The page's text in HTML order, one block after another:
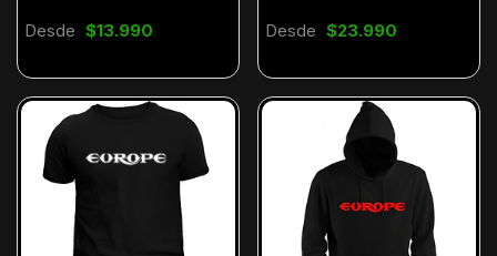
Desde $13.990 Desde $23.990